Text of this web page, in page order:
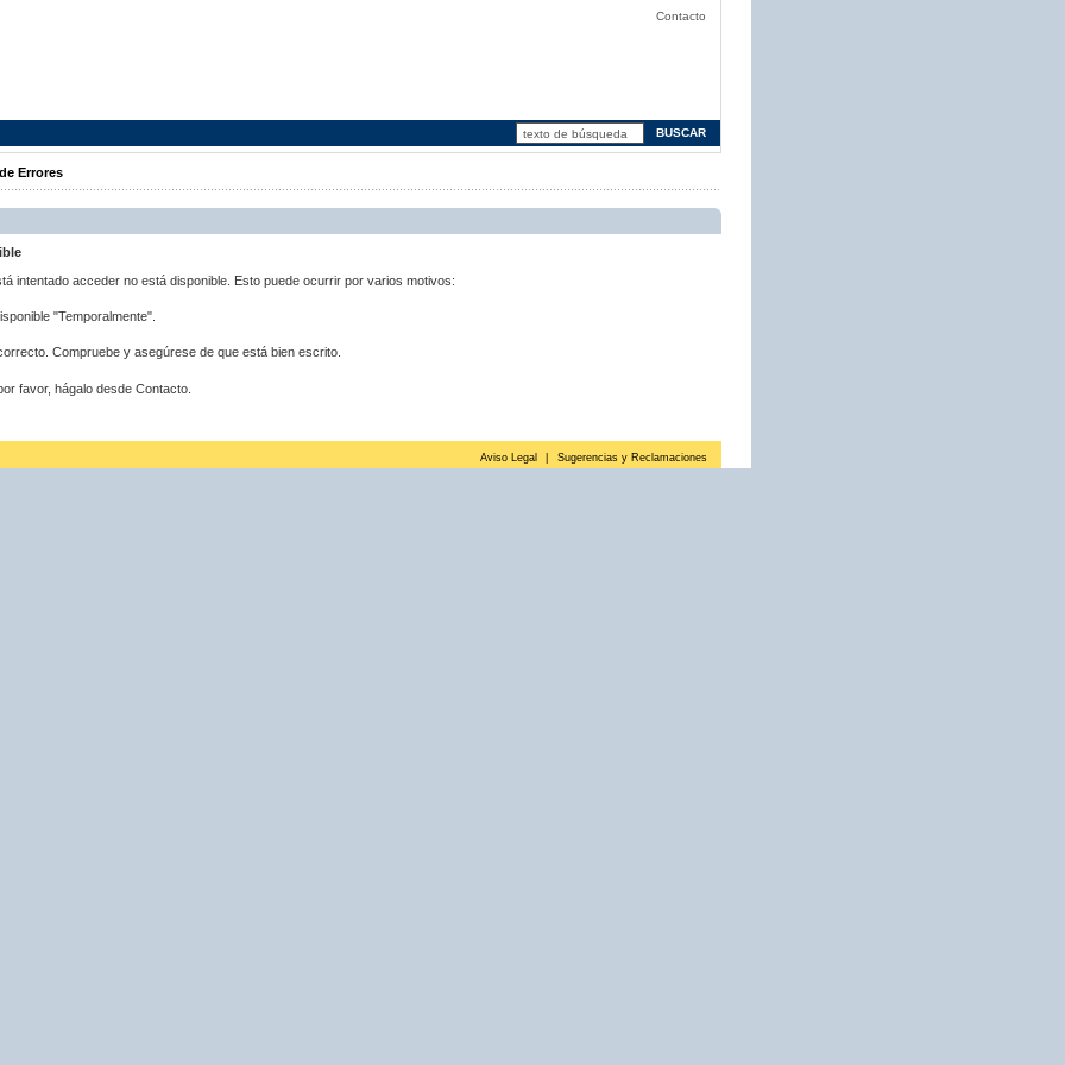
Contacto
Errores
intentado acceder no está disponible. Esto puede ocurrir por varios motivos:
"Temporalmente".
Compruebe y asegúrese de que está bien escrito.
favor, hágalo desde Contacto.
Aviso Legal Sugerencias y Reclamaciones